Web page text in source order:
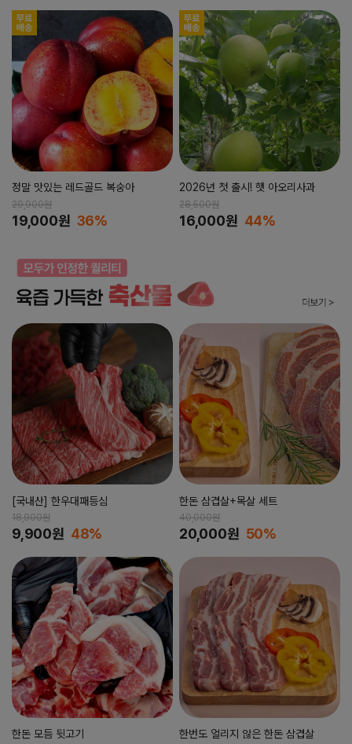
정말 맛있는 레드골드 복숭아
29,900원
19,000원 36%
2026년 첫 출시! 햇 아오리사과
28,500원
16,000원 44%
[국내산] 한우대패등심
18,900원
9,900원 48%
한돈 삼겹살+목살 세트
40,000원
20,000원 50%
한돈 모듬 뒷고기 한번도 얼리지 않은 한돈 삼겹살